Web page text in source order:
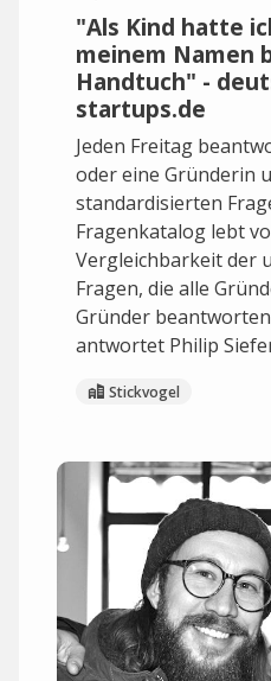
"Als Kind hatte
meinem Namen
Handtuch" -
startups.de
Jeden Freitag
oder eine Gründerin
standardisierten
Fragenkatalog lebt
Vergleichbarkeit der
Fragen, die alle
Gründer
antwortet Philip
Stickvogel